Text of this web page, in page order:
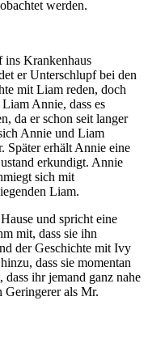
werden.
ins Krankenhaus
er Unterschlupf bei den
mit Liam reden, doch
Annie, dass es
da er schon seit langer
Annie und Liam
Später erhält Annie eine
erkundigt. Annie
sich mit
Liam.
und spricht eine
mit, dass sie ihn
der Geschichte mit Ivy
dass sie momentan
ihr jemand ganz nahe
Geringerer als Mr.